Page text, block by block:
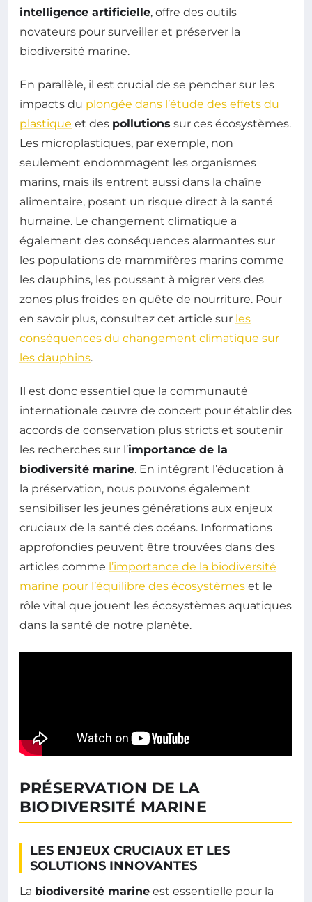
intelligence artificielle, offre des outils
novateurs pour surveiller et préserver la
biodiversité marine.
En parallèle, il est crucial de se pencher sur les
impacts du plongée dans l’étude des effets du
plastique et des pollutions sur ces écosystèmes.
Les microplastiques, par exemple, non
seulement endommagent les organismes
marins, mais ils entrent aussi dans la chaîne
alimentaire, posant un risque direct à la santé
humaine. Le changement climatique a
également des conséquences alarmantes sur
les populations de mammifères marins comme
les dauphins, les poussant à migrer vers des
zones plus froides en quête de nourriture. Pour
en savoir plus, consultez cet article sur les
conséquences du changement climatique sur
les dauphins.
Il est donc essentiel que la communauté
internationale œuvre de concert pour établir des
accords de conservation plus stricts et soutenir
les recherches sur l’importance de la
biodiversité marine. En intégrant l’éducation à
la préservation, nous pouvons également
sensibiliser les jeunes générations aux enjeux
cruciaux de la santé des océans. Informations
approfondies peuvent être trouvées dans des
articles comme l’importance de la biodiversité
marine pour l’équilibre des écosystèmes et le
rôle vital que jouent les écosystèmes aquatiques
dans la santé de notre planète.
PRÉSERVATION DE LA
BIODIVERSITÉ MARINE
LES ENJEUX CRUCIAUX ET LES
SOLUTIONS INNOVANTES
La biodiversité marine est essentielle pour la